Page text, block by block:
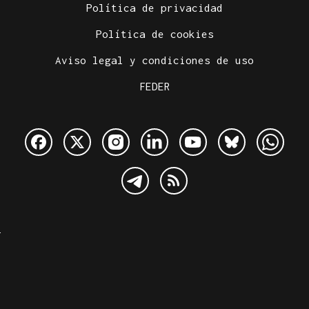
Política de privacidad
Política de cookies
Aviso legal y condiciones de uso
FEDER